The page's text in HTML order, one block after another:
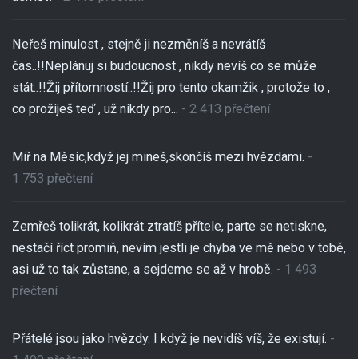
Neřeš minulost , stejně ji nezměníš a nevrátíš
čas..!!Neplánuj si budoucnost , nikdy nevíš co se může
stát..!!Žij přítomností..!!Žij pro tento okamžik , protože to ,
co prožiješ teď , už nikdy pro... - 2 413 přečtení
Miř na Měsíc,když jej mineš,skončíš mezi hvězdami. -
1 753 přečtení
Zemřeš tolikrát, kolikrát ztratíš přítele, parte se netiskne,
nestačí říct promiň, nevím jestli je chyba ve mě nebo v tobě,
asi už to tak zůstane, a sejdeme se až v hrobě. - 1 493
přečtení
Přátelé jsou jako hvězdy. I když je nevidíš víš, že existují. -